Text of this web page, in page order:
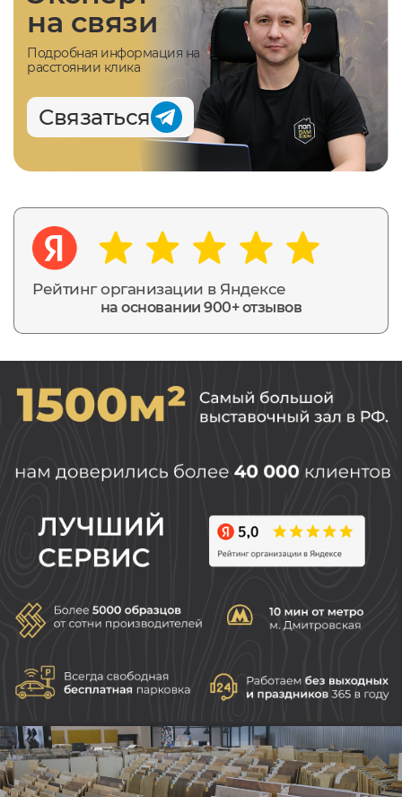
Рейтинг организации в Яндексе
на основании 900+ отзывов
на связи
Подробная информация на
расстоянии клика
Связаться